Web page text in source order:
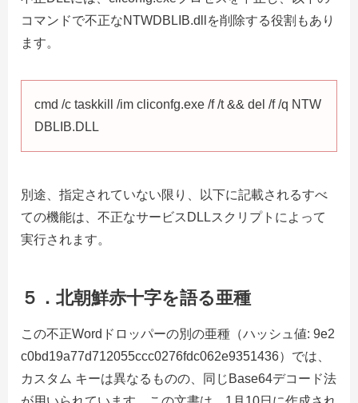
コマンドで不正なNTWDBLIB.dllを削除する役割もあり
ます。
cmd /c taskkill /im cliconfg.exe /f /t && del /f /q NTW
DBLIB.DLL
別途、指定されていない限り、以下に記載されるすべ
ての機能は、不正なサービスDLLスクリプトによって
実行されます。
５． 北朝鮮赤十字を語る亜種
この不正Wordドロッパーの別の亜種（ハッシュ値: 9e2
c0bd19a77d712055ccc0276fdc062e9351436）では、
カスタム キーは異なるものの、同じBase64デコード法